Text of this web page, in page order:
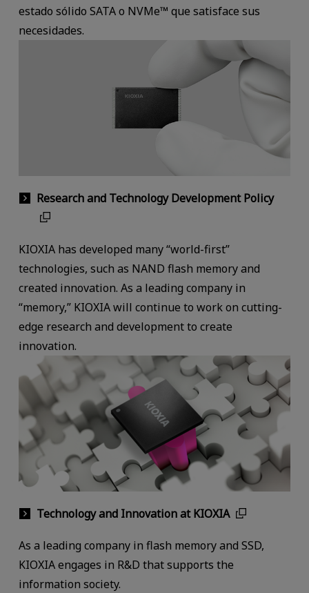
estado sólido SATA o NVMe™ que satisface sus
necesidades.
Research and Technology Development Policy
KIOXIA has developed many “world-first”
technologies, such as NAND flash memory and
created innovation. As a leading company in
“memory,” KIOXIA will continue to work on cutting-
edge research and development to create
innovation.
Technology and Innovation at KIOXIA
As a leading company in flash memory and SSD,
KIOXIA engages in R&D that supports the
information society.